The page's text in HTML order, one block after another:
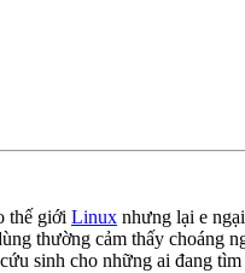
thế giới Linux nhưng lại e
thường cảm thấy choáng
sinh cho những ai đang